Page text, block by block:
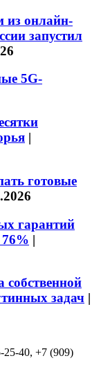
из онлайн-
запустил
5G-
|
готовые
гарантий
76% |
задач |
25-40, +7 (909)